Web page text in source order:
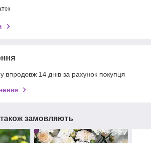
впродовж 14 днів за рахунок покупця
замовляють